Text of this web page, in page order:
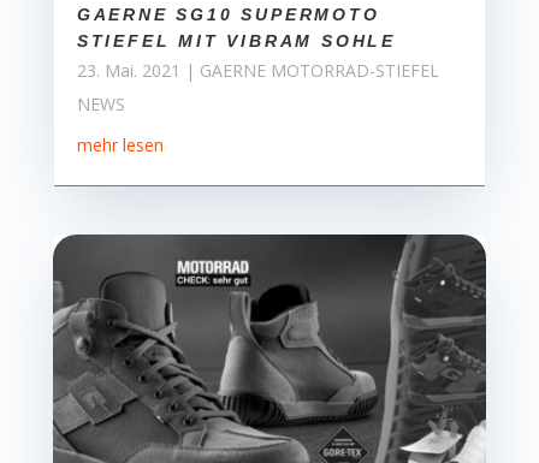
GAERNE SG10 SUPERMOTO
STIEFEL MIT VIBRAM SOHLE
23. Mai. 2021 | GAERNE MOTORRAD-STIEFEL
NEWS
mehr lesen